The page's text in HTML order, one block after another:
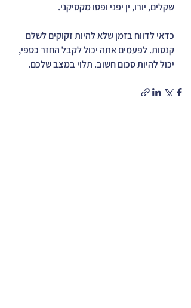
שקלים, יורו, ין יפני ופסו מקסיקני.
כדאי לדווח בזמן שלא להיות זקוקים לשלם
קנסות. לפעמים אתה יכול לקבל החזר כספי,
יכול להיות סכום חשוב. תלוי במצב שלכם.